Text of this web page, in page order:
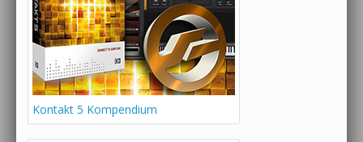
Kontakt 5 Kompendium